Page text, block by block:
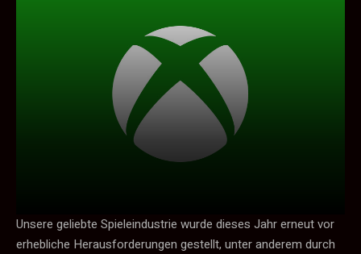
Unsere geliebte Spieleindustrie wurde dieses Jahr erneut vor
erhebliche Herausforderungen gestellt, unter anderem durch